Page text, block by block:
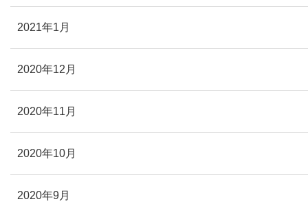
2021年1月
2020年12月
2020年11月
2020年10月
2020年9月